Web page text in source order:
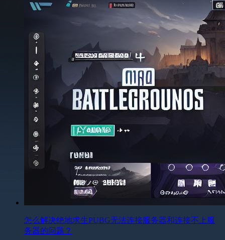
怎么解决绝地求生PUBG无法连接服务器和连接不上服
务器的问题？